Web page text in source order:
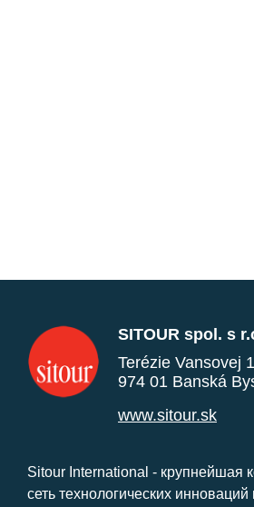
SITOUR spol. s
Terézie Vansovej
974 01 Banská
www.sitour.sk
Sitour International - крупнейшая
сеть технологических инноваций